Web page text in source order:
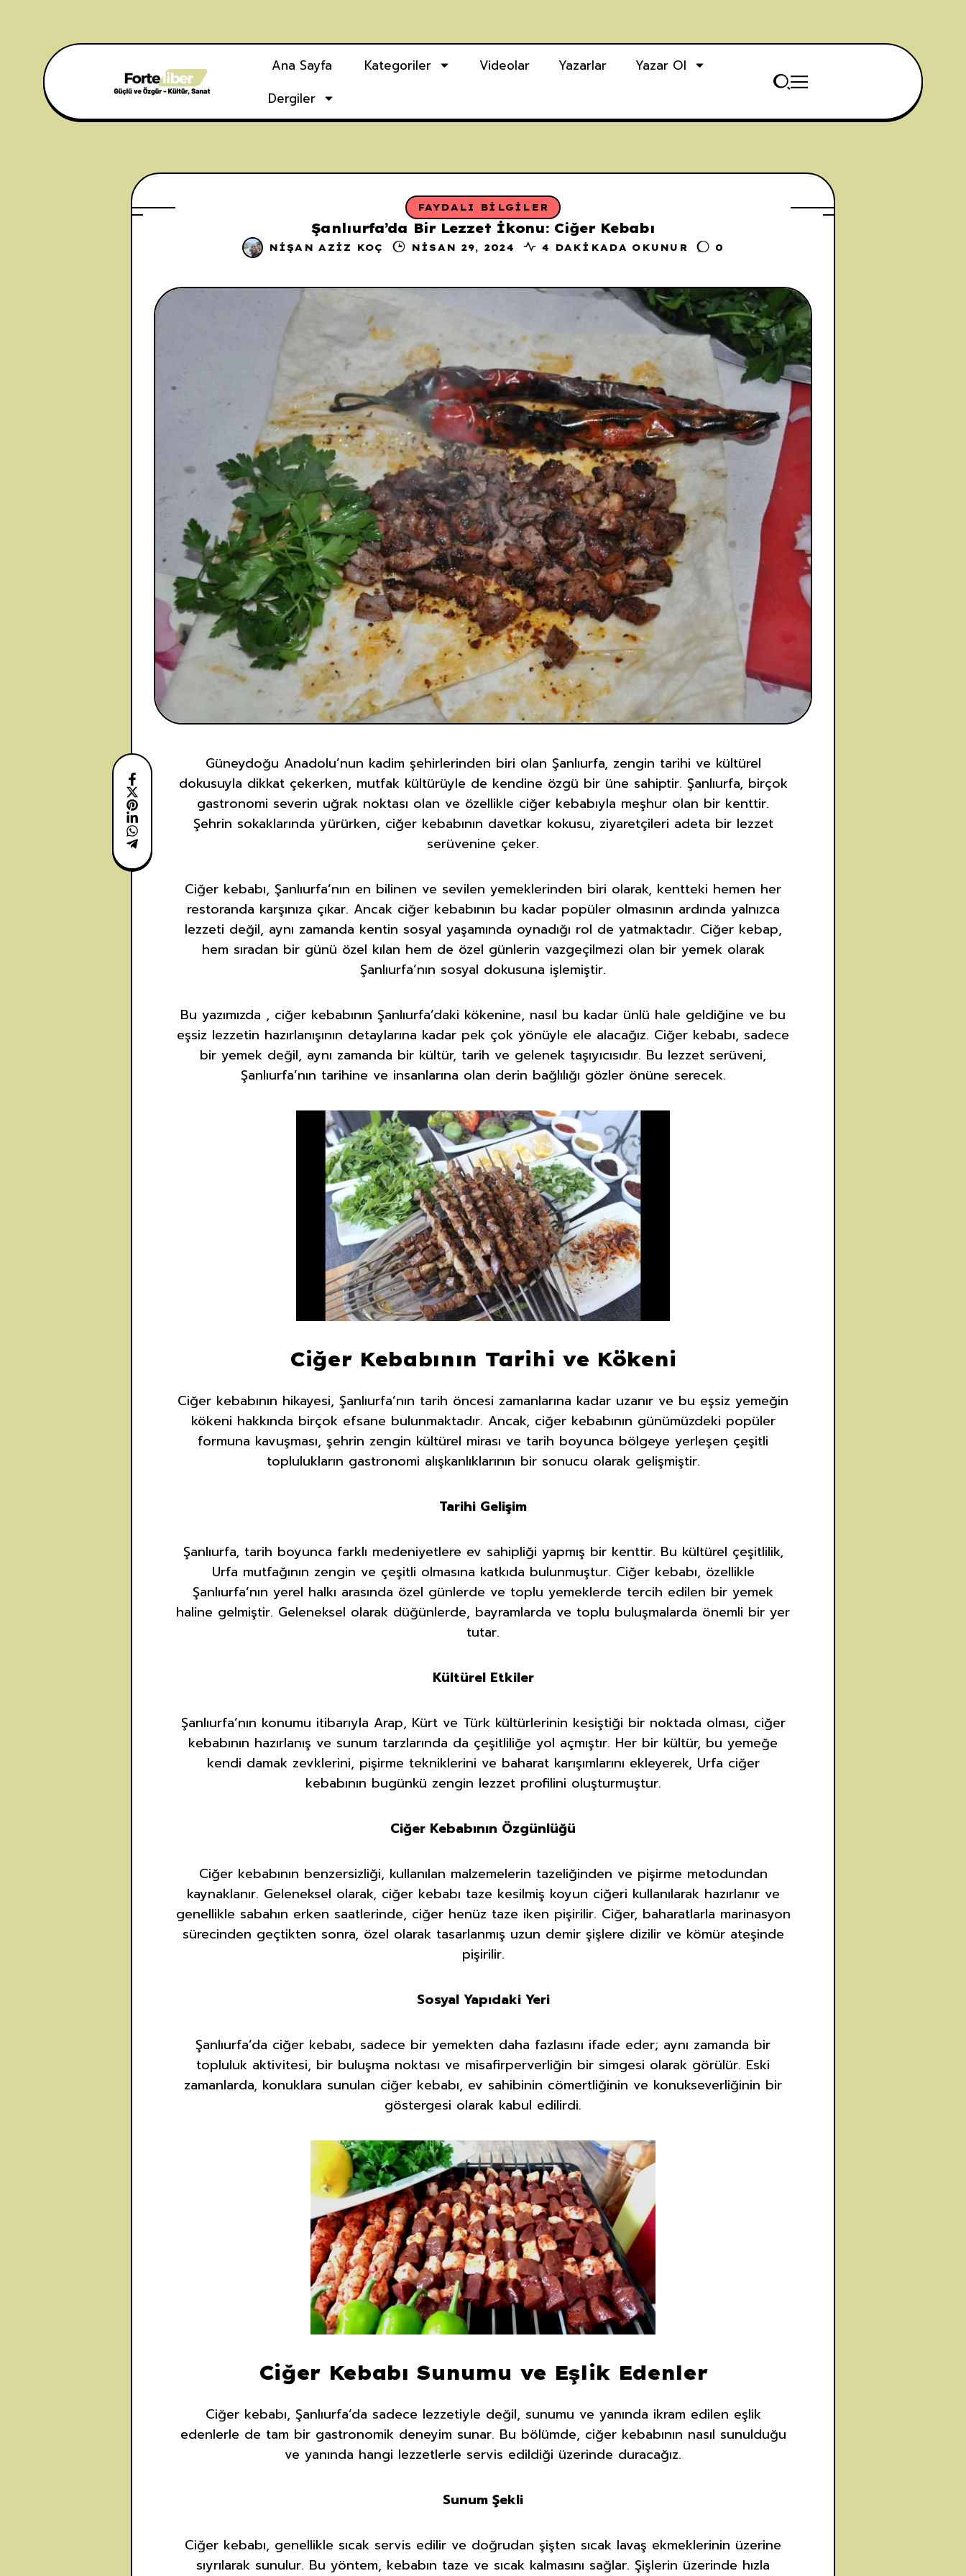
Ana Sayfa Kategoriler Videolar Yazarlar
Yazar Ol
Dergiler
FAYDALI BILGILER
Şanlıurfa’da Bir Lezzet İkonu: Ciğer Kebabı
NIŞAN AZIZ KOÇ NISAN 29, 2024 4 DAKIKADA OKUNUR 0
Güneydoğu Anadolu’nun kadim şehirlerinden biri olan Şanlıurfa, zengin tarihi ve kültürel
dokusuyla dikkat çekerken, mutfak kültürüyle de kendine özgü bir üne sahiptir. Şanlıurfa, birçok
gastronomi severin uğrak noktası olan ve özellikle ciğer kebabıyla meşhur olan bir kenttir.
Şehrin sokaklarında yürürken, ciğer kebabının davetkar kokusu, ziyaretçileri adeta bir lezzet
serüvenine çeker.
Ciğer kebabı, Şanlıurfa’nın en bilinen ve sevilen yemeklerinden biri olarak, kentteki hemen her
restoranda karşınıza çıkar. Ancak ciğer kebabının bu kadar popüler olmasının ardında yalnızca
lezzeti değil, aynı zamanda kentin sosyal yaşamında oynadığı rol de yatmaktadır. Ciğer kebap,
hem sıradan bir günü özel kılan hem de özel günlerin vazgeçilmezi olan bir yemek olarak
Şanlıurfa’nın sosyal dokusuna işlemiştir.
Bu yazımızda , ciğer kebabının Şanlıurfa’daki kökenine, nasıl bu kadar ünlü hale geldiğine ve bu
eşsiz lezzetin hazırlanışının detaylarına kadar pek çok yönüyle ele alacağız. Ciğer kebabı, sadece
bir yemek değil, aynı zamanda bir kültür, tarih ve gelenek taşıyıcısıdır. Bu lezzet serüveni,
Şanlıurfa’nın tarihine ve insanlarına olan derin bağlılığı gözler önüne serecek.
Ciğer Kebabının Tarihi ve Kökeni
Ciğer kebabının hikayesi, Şanlıurfa’nın tarih öncesi zamanlarına kadar uzanır ve bu eşsiz yemeğin
kökeni hakkında birçok efsane bulunmaktadır. Ancak, ciğer kebabının günümüzdeki popüler
formuna kavuşması, şehrin zengin kültürel mirası ve tarih boyunca bölgeye yerleşen çeşitli
toplulukların gastronomi alışkanlıklarının bir sonucu olarak gelişmiştir.
Tarihi Gelişim
Şanlıurfa, tarih boyunca farklı medeniyetlere ev sahipliği yapmış bir kenttir. Bu kültürel çeşitlilik,
Urfa mutfağının zengin ve çeşitli olmasına katkıda bulunmuştur. Ciğer kebabı, özellikle
Şanlıurfa’nın yerel halkı arasında özel günlerde ve toplu yemeklerde tercih edilen bir yemek
haline gelmiştir. Geleneksel olarak düğünlerde, bayramlarda ve toplu buluşmalarda önemli bir yer
tutar.
Kültürel Etkiler
Şanlıurfa’nın konumu itibarıyla Arap, Kürt ve Türk kültürlerinin kesiştiği bir noktada olması, ciğer
kebabının hazırlanış ve sunum tarzlarında da çeşitliliğe yol açmıştır. Her bir kültür, bu yemeğe
kendi damak zevklerini, pişirme tekniklerini ve baharat karışımlarını ekleyerek, Urfa ciğer
kebabının bugünkü zengin lezzet profilini oluşturmuştur.
Ciğer Kebabının Özgünlüğü
Ciğer kebabının benzersizliği, kullanılan malzemelerin tazeliğinden ve pişirme metodundan
kaynaklanır. Geleneksel olarak, ciğer kebabı taze kesilmiş koyun ciğeri kullanılarak hazırlanır ve
genellikle sabahın erken saatlerinde, ciğer henüz taze iken pişirilir. Ciğer, baharatlarla marinasyon
sürecinden geçtikten sonra, özel olarak tasarlanmış uzun demir şişlere dizilir ve kömür ateşinde
pişirilir.
Sosyal Yapıdaki Yeri
Şanlıurfa’da ciğer kebabı, sadece bir yemekten daha fazlasını ifade eder; aynı zamanda bir
topluluk aktivitesi, bir buluşma noktası ve misafirperverliğin bir simgesi olarak görülür. Eski
zamanlarda, konuklara sunulan ciğer kebabı, ev sahibinin cömertliğinin ve konukseverliğinin bir
göstergesi olarak kabul edilirdi.
Ciğer Kebabı Sunumu ve Eşlik Edenler
Ciğer kebabı, Şanlıurfa’da sadece lezzetiyle değil, sunumu ve yanında ikram edilen eşlik
edenlerle de tam bir gastronomik deneyim sunar. Bu bölümde, ciğer kebabının nasıl sunulduğu
ve yanında hangi lezzetlerle servis edildiği üzerinde duracağız.
Sunum Şekli
Ciğer kebabı, genellikle sıcak servis edilir ve doğrudan şişten sıcak lavaş ekmeklerinin üzerine
sıyrılarak sunulur. Bu yöntem, kebabın taze ve sıcak kalmasını sağlar. Şişlerin üzerinde hızla